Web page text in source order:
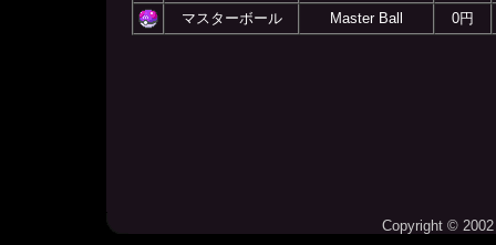
マスターボール
Master Ball 0円
Copyright ©